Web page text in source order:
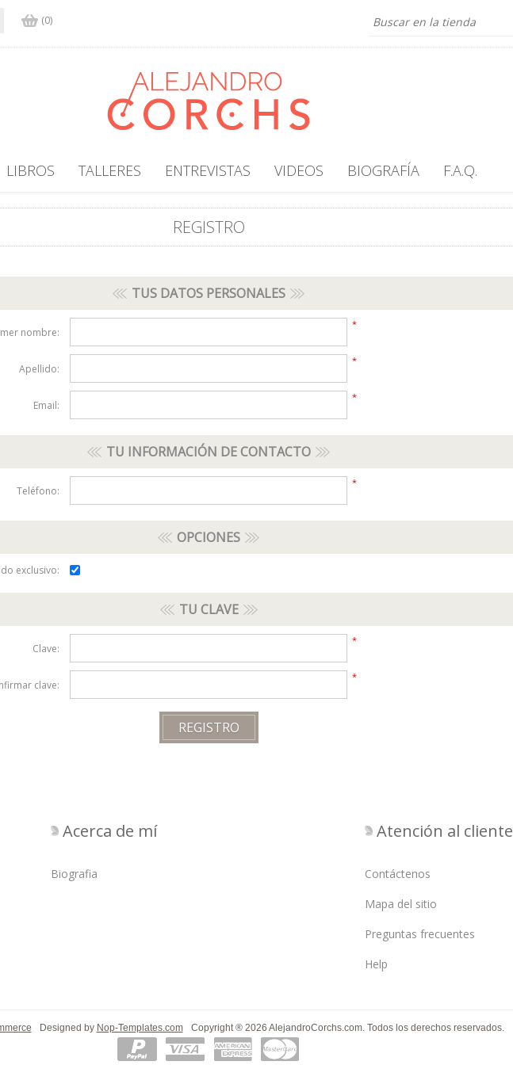
(0)
LIBROS TALLERES ENTREVISTAS VIDEOS BIOGRAFÍA F.A.Q.
REGISTRO
TUS DATOS PERSONALES
nombre:
*
Apellido:
*
Email:
*
TU INFORMACIÓN DE CONTACTO
Teléfono:
*
OPCIONES
exclusivo:
TU CLAVE
Clave:
*
clave:
*
Acerca de mí
Biografia
Atención al cliente
Contáctenos
Mapa del sitio
Preguntas frecuentes
Help
Designed by Nop-Templates.com Copyright ® 2026 AlejandroCorchs.com. Todos los derechos reservados.